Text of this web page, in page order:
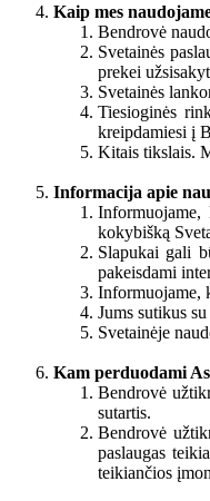
Kaip mes
Bendrovė
Svetainės
prekei
Svetainės
Tiesioginės
kreipdamiesi į
Kitais tikslais.
Informacija apie
kokybišką
Slapukai gali
pakeisdami
Informuojame,
Jums sutikus
Svetainėje
Kam perduodami
Bendrovė
sutartis.
Bendrovė
paslaugas
teikiančios